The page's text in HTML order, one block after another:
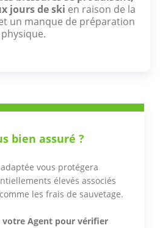
jours de ski en raison de la
un manque de préparation
physique.
bien assuré ?
vous protégera
élevés associés
les frais de sauvetage.
votre Agent pour vérifier